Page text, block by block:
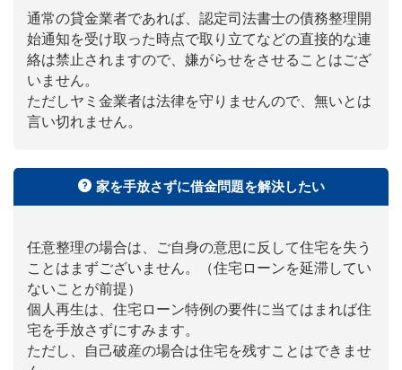
通常の貸金業者であれば、認定司法書士の債務整理開
始通知を受け取った時点で取り立てなどの直接的な連
絡は禁止されますので、嫌がらせをさせることはござ
いません。
ただしヤミ金業者は法律を守りませんので、無いとは
言い切れません。
家を手放さずに借金問題を解決したい
任意整理の場合は、ご自身の意思に反して住宅を失う
ことはまずございません。（住宅ローンを延滞してい
ないことが前提）
個人再生は、住宅ローン特例の要件に当てはまれば住
宅を手放さずにすみます。
ただし、自己破産の場合は住宅を残すことはできませ